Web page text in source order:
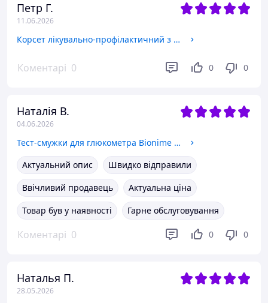
Петр Г.
11.06.2026
Корсет лікувально-профілактичний з 4 ребрами жорсткості, 3011B, 2B, розмір М
Коментарі 0 0 0
Наталія В.
04.06.2026
Тест-смужки для глюкометра Bionime Rightest GS550 (Elsa), 50шт. Оригінал!!!
Актуальний опис
Швидко відправили
Ввічливий продавець
Актуальна ціна
Товар був у наявності
Гарне обслуговування
Коментарі 0 0 0
Наталья П.
28.05.2026